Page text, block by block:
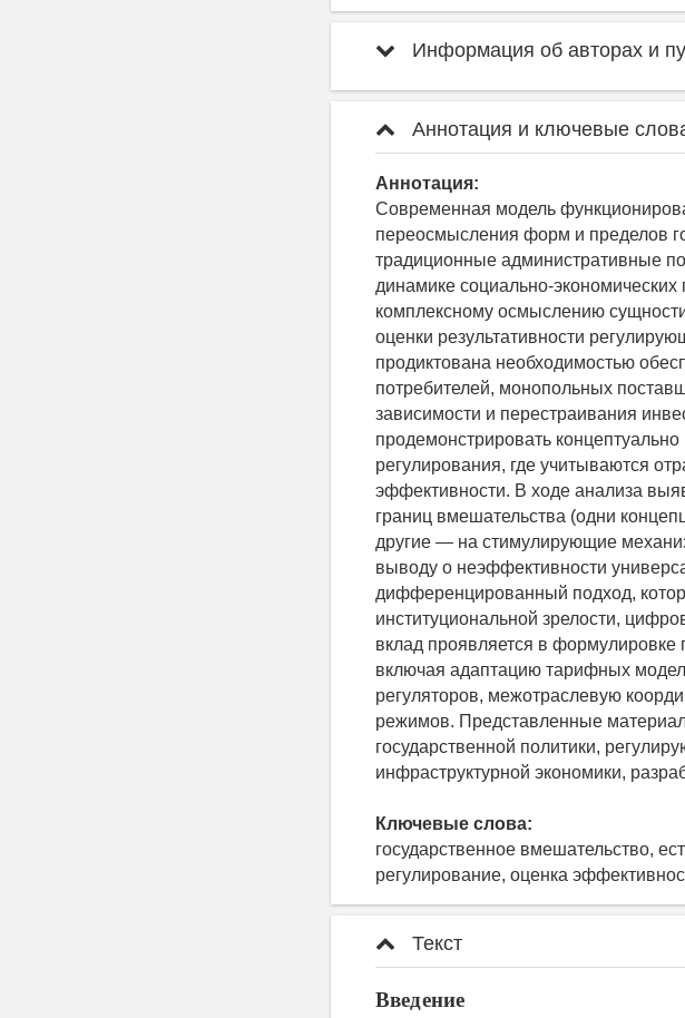
Информация об авторах и
Аннотация и ключевые
Аннотация:
Современная модель
переосмысления форм и пределов
традиционные административные
динамике социально-
комплексному осмыслению
оценки результативности
продиктована необходимостью
потребителей, монопольных
зависимости и перестраивания
продемонстрировать
регулирования, где учитываются
эффективности. В ходе анализа
границ вмешательства (одни
другие — на стимулирующие
выводу о неэффективности
дифференцированный подход,
институциональной зрелости,
вклад проявляется в
включая адаптацию тарифных
регуляторов, межотраслевую
режимов. Представленные
государственной политики,
инфраструктурной экономики,
Ключевые слова:
государственное вмешательство,
регулирование, оценка
Текст
Введение